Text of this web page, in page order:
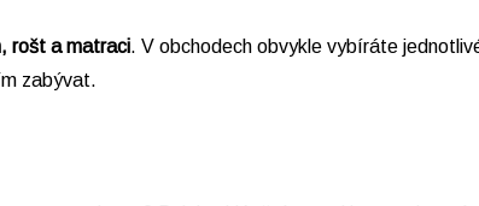
rošt a matraci. V obchodech obvykle vybíráte
zabývat.